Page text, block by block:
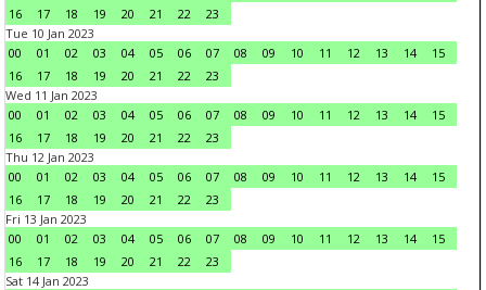
16 17 18 19 20 21 22
23
Tue 10 Jan 2023
00
01 02 03 04 05 06 07 08 09 10 11 12 13 14
15
16
17 18 19 20 21 22
23
Wed 11 Jan 2023
00
01 02 03 04 05 06 07 08 09 10 11 12 13 14
15
16
17 18 19 20 21 22
23
Thu 12 Jan 2023
00
01 02 03 04 05 06 07 08 09 10 11 12 13 14
15
16
17 18 19 20 21 22
23
Fri 13 Jan 2023
00
01 02 03 04 05 06 07 08 09 10 11 12 13 14
15
16
17 18 19 20 21 22
23
Sat 14 Jan 2023